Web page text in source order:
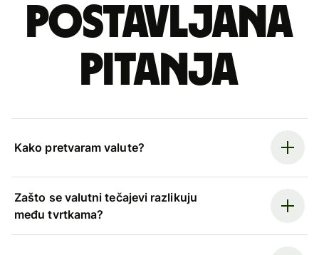
postavljana
pitanja
Kako pretvaram valute?
Zašto se valutni tečajevi razlikuju
među tvrtkama?